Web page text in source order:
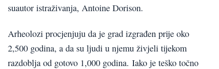
suautor istraživanja, Antoine Dorison.
Arheolozi procjenjuju da je grad izgrađen prije oko
2,500 godina, a da su ljudi u njemu živjeli tijekom
razdoblja od gotovo 1,000 godina. Iako je teško točno